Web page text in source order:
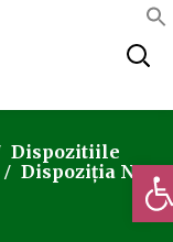
Dispozitiile
Dispoziția Nr.